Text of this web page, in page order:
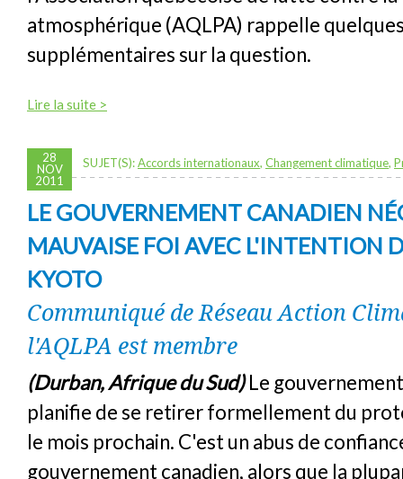
atmosphérique (AQLPA) rappelle
supplémentaires sur la question.
Lire la suite >
28
NOV
2011
SUJET(S):Accords internationaux, Changement climatique,
LE GOUVERNEMENT CANADIEN
MAUVAISE FOI AVEC L'INTENTION
KYOTO
Communiqué de Réseau Action
l'AQLPA est membre
(Durban, Afrique du Sud)Le
planifie de se retirer formellement du
le mois prochain. C'est un abus de
gouvernement canadien, alors que la